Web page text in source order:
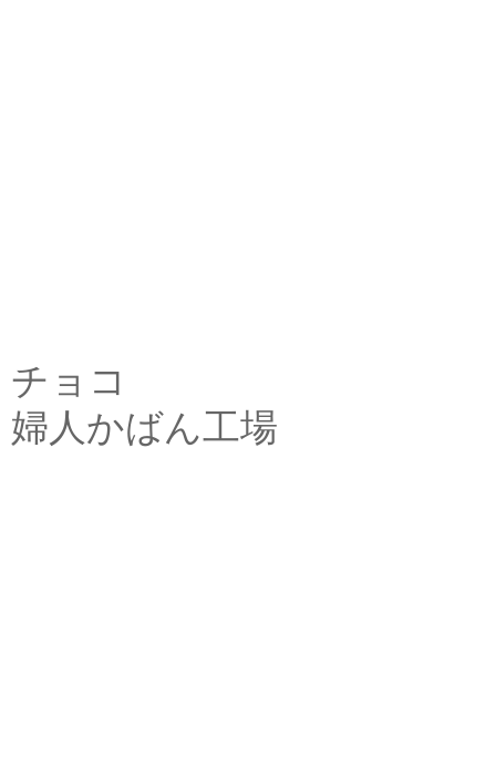
チョコ
婦人かばん工場